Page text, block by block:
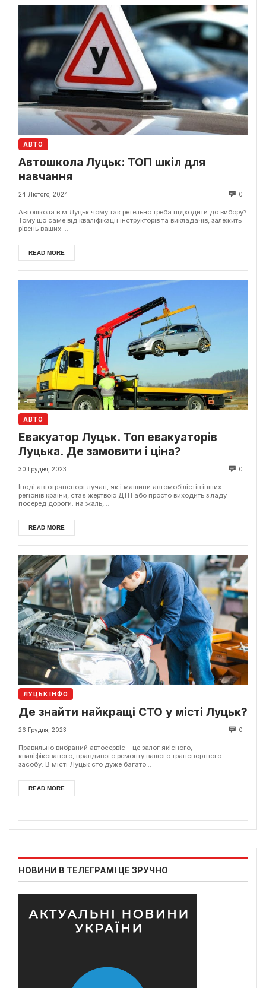
АВТО
Автошкола Луцьк: ТОП шкіл для
навчання
24 Лютого, 2024 0
Автошкола в м.Луцьк чому так ретельно треба підходити до вибору?
Тому що саме від кваліфікації інструкторів та викладачів, залежить
рівень ваших ...
READ MORE
АВТО
Евакуатор Луцьк. Топ евакуаторів
Луцька. Де замовити і ціна?
30 Грудня, 2023 0
Іноді автотранспорт лучан, як і машини автомобілістів інших
регіонів країни, стає жертвою ДТП або просто виходить з ладу
посеред дороги: на жаль,...
READ MORE
ЛУЦЬК ІНФО
Де знайти найкращі СТО у місті Луцьк?
26 Грудня, 2023 0
Правильно вибраний автосервіс – це залог якісного,
кваліфікованого, правдивого ремонту вашого транспортного
засобу. В місті Луцьк сто дуже багато...
READ MORE
НОВИНИ В ТЕЛЕГРАМІ ЦЕ ЗРУЧНО